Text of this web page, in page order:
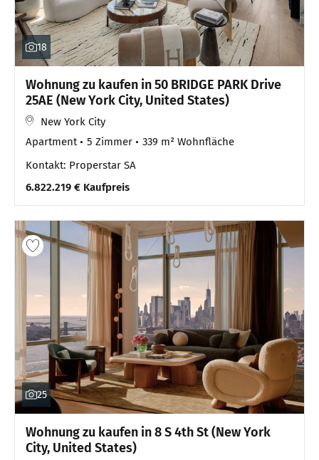
18
Wohnung zu kaufen in 50 BRIDGE PARK Drive
25AE (New York City, United States)
New York City
Apartment
5 Zimmer
339 m² Wohnfläche
Kontakt: Properstar SA
6.822.219 € Kaufpreis
25
Wohnung zu kaufen in 8 S 4th St (New York
City, United States)